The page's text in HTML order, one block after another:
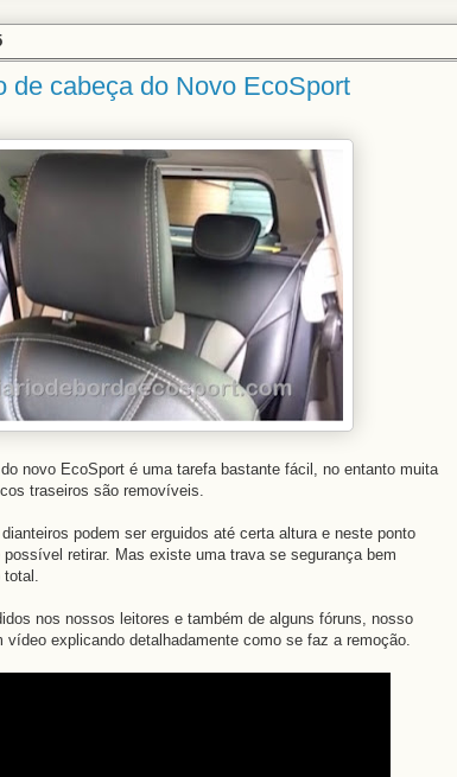
de cabeça do Novo EcoSport
novo EcoSport é uma tarefa bastante fácil, no entanto muita
traseiros são removíveis.
podem ser erguidos até certa altura e neste ponto
retirar. Mas existe uma trava se segurança bem
nos nossos leitores e também de alguns fóruns, nosso
vídeo explicando detalhadamente como se faz a remoção.